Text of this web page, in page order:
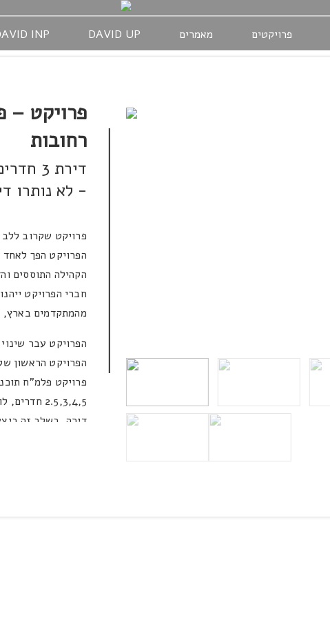
פרויקטים מאמרים DAVID UP
INP
פרויקט –
רחובות
- לא נותרו
פרויקט שקרוב ללב
הפרויקט הפך לאחד
הקהילה התוססים
חברי הפרויקט
מהמתקדמים בארץ,
הפרויקט עבר
הפרויקט הראשון
דירה. בשלב זה